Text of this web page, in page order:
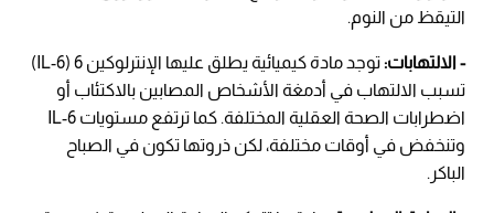
التيقظ من النوم.
- الالتهابات:
توجد مادة كيميائية يطلق عليها الإنترلوكين 6 (IL-6)
تسبب الالتهاب في أدمغة الأشخاص المصابين بالاكتئاب أو
اضطرابات الصحة العقلية المختلفة. كما ترتفع مستويات IL-6
وتنخفض في أوقات مختلفة، لكن ذروتها تكون في الصباح
الباكر.